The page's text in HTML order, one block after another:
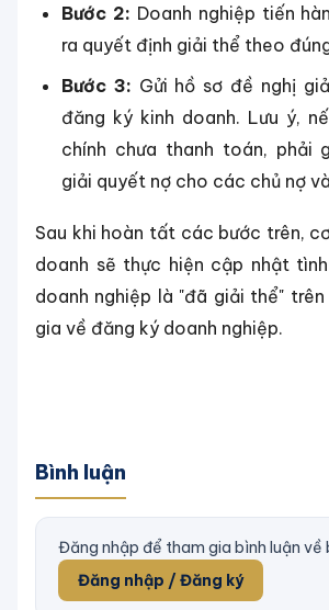
Bước 2: Doanh nghiệp tiến
ra quyết định giải thể theo
Bước 3: Gửi hồ sơ đề nghị
đăng ký kinh doanh. Lưu ý,
chính chưa thanh toán, phải
giải quyết nợ cho các chủ nợ
Sau khi hoàn tất các bước trên,
doanh sẽ thực hiện cập nhật
doanh nghiệp là "đã giải thể"
gia về đăng ký doanh nghiệp.
Bình luận
Đăng nhập để tham gia bình luận về
Đăng nhập / Đăng ký